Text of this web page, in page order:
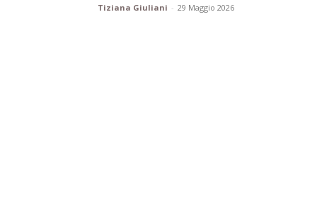
Tiziana Giuliani - 29 Maggio 2026